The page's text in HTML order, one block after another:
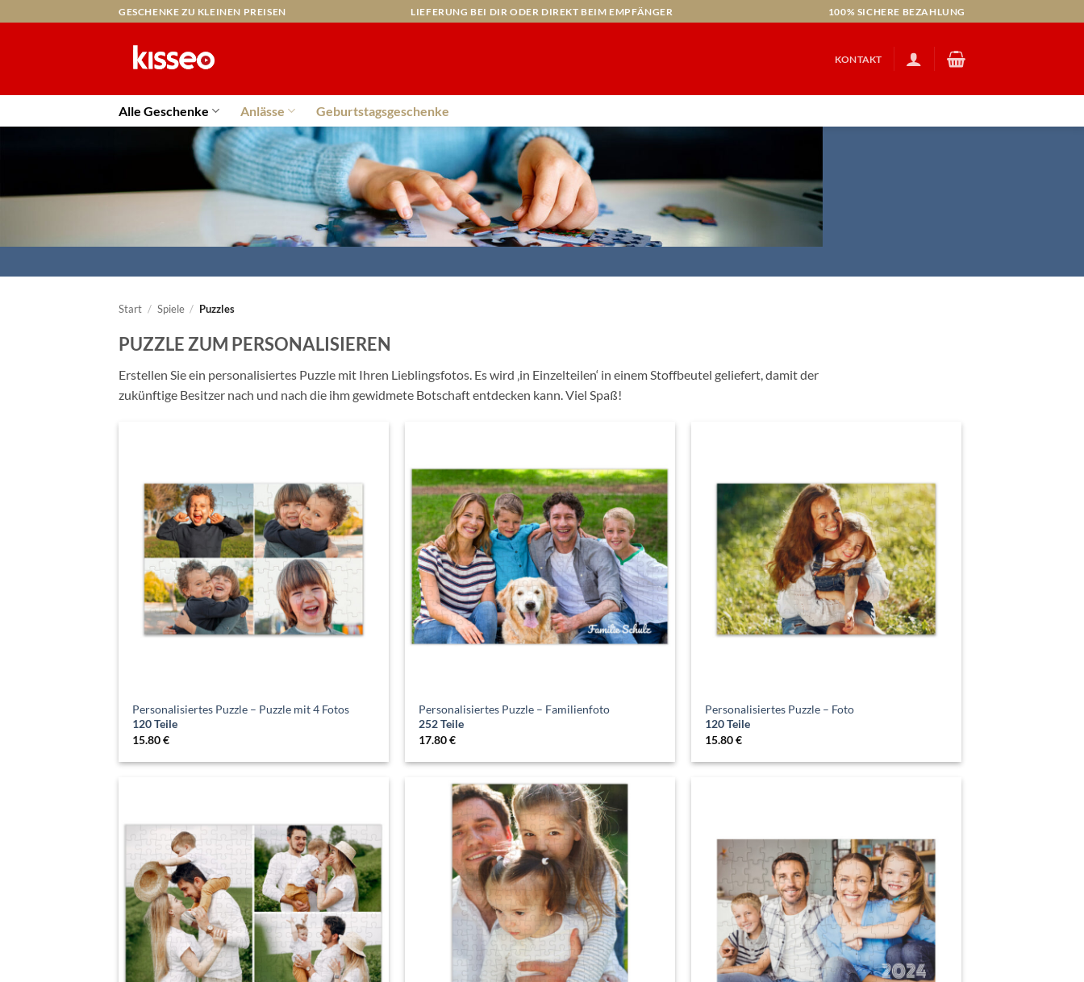
GESCHENKE ZU KLEINEN PREISEN LIEFERUNG BEI DIR ODER DIREKT BEIM EMPFÄNGER 100% SICHERE BEZAHLUNG
KONTAKT
Alle Geschenke Anlässe Geburtstagsgeschenke
Start / Spiele / Puzzles
PUZZLE ZUM PERSONALISIEREN
Erstellen Sie ein personalisiertes Puzzle mit Ihren Lieblingsfotos. Es wird ‚in Einzelteilen‘ in einem Stoffbeutel geliefert, damit der
zukünftige Besitzer nach und nach die ihm gewidmete Botschaft entdecken kann. Viel Spaß!
Personalisiertes Puzzle – Puzzle mit 4 Fotos
120 Teile
15.80€
Personalisiertes Puzzle – Familienfoto
252 Teile
17.80€
Personalisiertes Puzzle – Foto
120 Teile
15.80€